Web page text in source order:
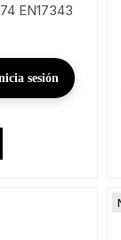
EN17343
sesión